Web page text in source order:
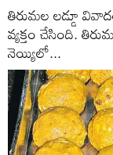
తిరుమల లడ్డూ
వ్యక్తం చేసింది.
నెయ్యిలో...